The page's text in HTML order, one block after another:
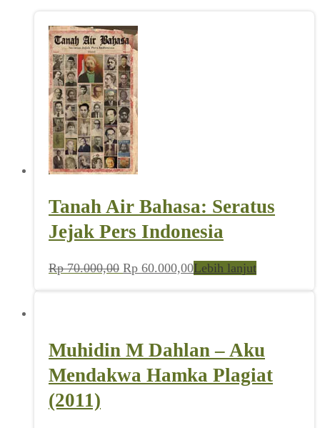
Tanah Air Bahasa: Seratus
Jejak Pers Indonesia
Rp70.000,00 Harga
Rp 60.000,00Harga
Lebih lanjut
Muhidin M Dahlan – Aku
Mendakwa Hamka Plagiat
(2011)